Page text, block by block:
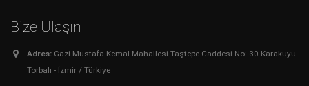
Bize Ulaşın
Adres: Gazi Mustafa Kemal Mahallesi Taştepe Caddesi No: 30 Karakuyu
Torbalı - İzmir / Türkiye